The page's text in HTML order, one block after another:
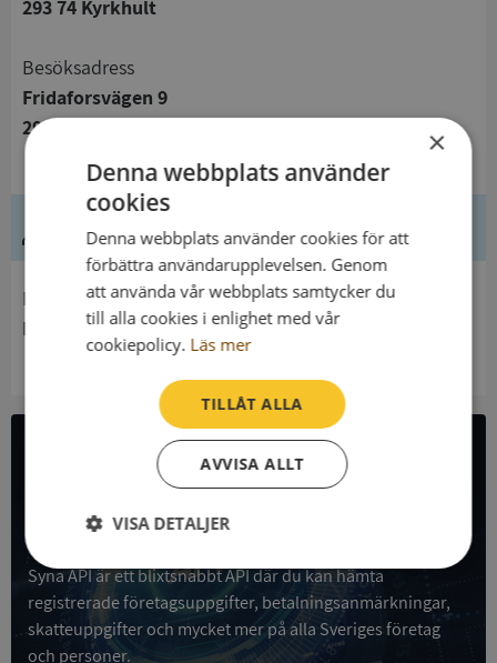
293 74 Kyrkhult
Besöksadress
Fridaforsvägen 9
293 74 Kyrkhult
Ledning
Innehavare
Kyrkhults Församling
All företagsdata i API
Få all denna företagsinformation i Syna API
Syna API är ett blixtsnabbt API där du kan hämta
registrerade företagsuppgifter, betalningsanmärkningar,
skatteuppgifter och mycket mer på alla Sveriges företag
och personer.
×
Denna webbplats använder
cookies
Denna webbplats använder cookies för att
förbättra användarupplevelsen. Genom
att använda vår webbplats samtycker du
till alla cookies i enlighet med vår
cookiepolicy. Läs mer
TILLÅT ALLA
AVVISA ALLT
VISA DETALJER
Strikt
nödvändigt
Prestanda Inriktning